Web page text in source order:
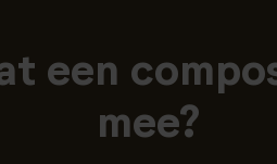
een
mee?